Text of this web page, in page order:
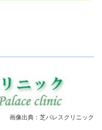
画像出典：芝パレスクリニック